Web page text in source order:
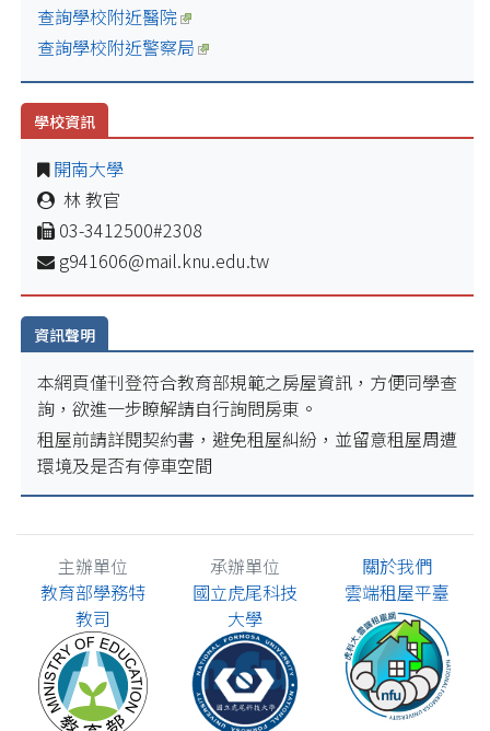
查詢學校附近醫院
查詢學校附近警察局
學校資訊
開南大學
林 教官
03-3412500#2308
g941606@mail.knu.edu.tw
資訊聲明
本網頁僅刊登符合教育部規範之房屋資訊，方便同學查
詢，欲進一步瞭解請自行詢問房東。
租屋前請詳閱契約書，避免租屋糾紛，並留意租屋周遭
環境及是否有停車空間
主辦單位
教育部學務特
教司
承辦單位
國立虎尾科技
大學
關於我們
雲端租屋平臺